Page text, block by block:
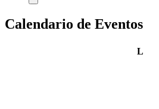
Calendario de Eventos
Llunes